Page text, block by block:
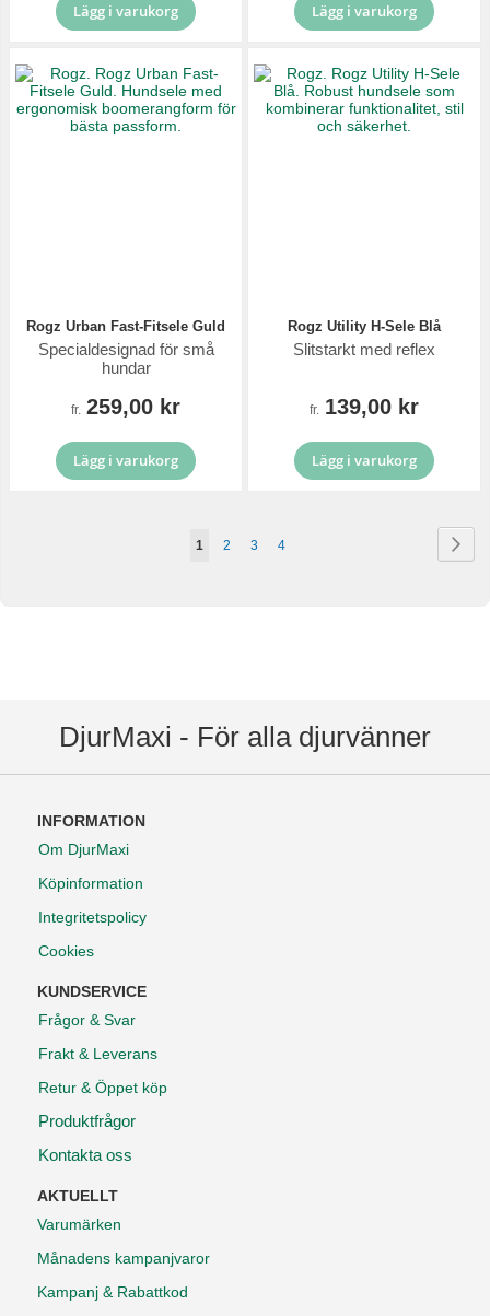
Lägg i varukorg Lägg i varukorg
Rogz Urban Fast-Fitsele Guld
Specialdesignad för små
hundar
fr. 259,00 kr
Lägg i varukorg
Rogz Utility H-Sele Blå
Slitstarkt med reflex
fr. 139,00 kr
Lägg i varukorg
Sida
You're
1 Sida
2 Sida
3 Sida
4
DjurMaxi - För alla djurvänner
INFORMATION
Om DjurMaxi
Köpinformation
Integritetspolicy
Cookies
KUNDSERVICE
Frågor & Svar
Frakt & Leverans
Retur & Öppet köp
Produktfrågor
Kontakta oss
AKTUELLT
Varumärken
Månadens kampanjvaror
Kampanj & Rabattkod